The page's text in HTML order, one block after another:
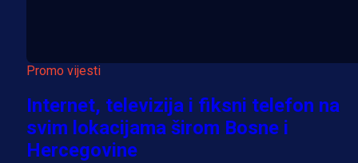
Promo vijesti
Internet, televizija i fiksni telefon na
svim lokacijama širom Bosne i
Hercegovine